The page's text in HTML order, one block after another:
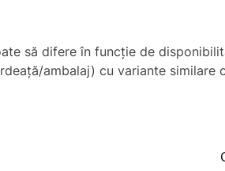
să difere în funcţie de
ambalaj) cu variante similare